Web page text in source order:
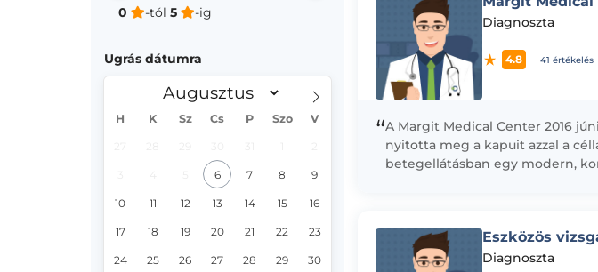
0 -tól 5 -ig
Ugrás dátumra
H K Sz Cs P Szo V
6 7 8 9
10 11 12 13 14 15 16
17 18 19 20 21 22 23
24 25 26 27 28 29 30
Diagnoszta
4.8 41 értékelés
“A Margit Medical Center 2016
nyitotta meg a kapuit azzal a
betegellátásban egy modern,
Diagnoszta